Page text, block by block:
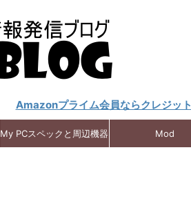
Amazonプライム会員ならクレジッ
My PCスペックと周辺機器 Mod